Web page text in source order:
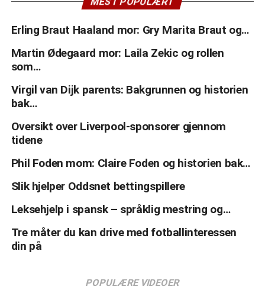
Erling Braut Haaland mor: Gry Marita Braut og…
Martin Ødegaard mor: Laila Zekic og rollen
som…
Virgil van Dijk parents: Bakgrunnen og historien
bak…
Oversikt over Liverpool-sponsorer gjennom
tidene
Phil Foden mom: Claire Foden og historien bak…
Slik hjelper Oddsnet bettingspillere
Leksehjelp i spansk – språklig mestring og…
Tre måter du kan drive med fotballinteressen
din på
POPULÆRE VIDEOER